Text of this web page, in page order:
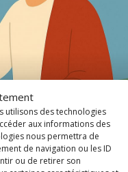
utilisons des technologies
aux informations des
nous permettra de
de navigation ou les ID
ou de retirer son
pour enfants -